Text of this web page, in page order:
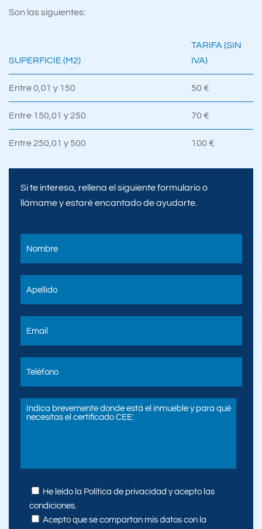
Si te interesa, rellena el siguiente formulario o
llámame y estaré encantado de ayudarte.
He leído la Política de privacidad y acepto las
condiciones.
Acepto que se compartan mis datos con la
Son las siguientes:
SUPERFICIE (M2)
TARIFA (SIN
IVA)
Entre 0,01 y 150 50 €
Entre 150,01 y 250 70 €
Entre 250,01 y 500 100 €